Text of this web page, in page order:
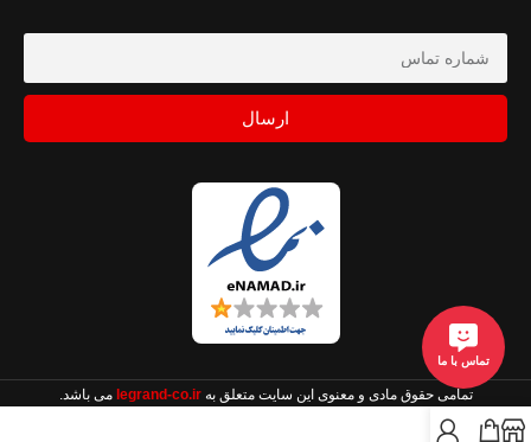
ارسال
تمامی حقوق مادی و معنوی این سایت متعلق بهlegrand-co.ir می باشد.
تماس با ما